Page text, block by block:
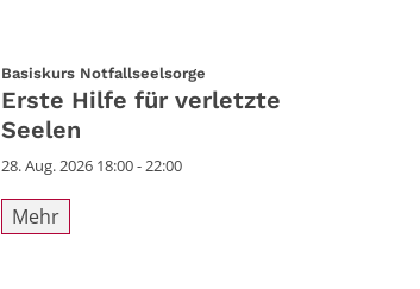
Basiskurs Notfallseelsorge
Erste Hilfe für verletzte
Seelen
28. Aug. 2026 18:00 - 22:00
Mehr